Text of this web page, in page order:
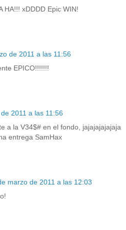
HA!!! xDDDD Epic WIN!
de 2011 a las 11:56
EPICO!!!!!!!
2011 a las 11:56
a la V34$# en el fondo, jajajajajajaja
entrega SamHax
marzo de 2011 a las 12:03